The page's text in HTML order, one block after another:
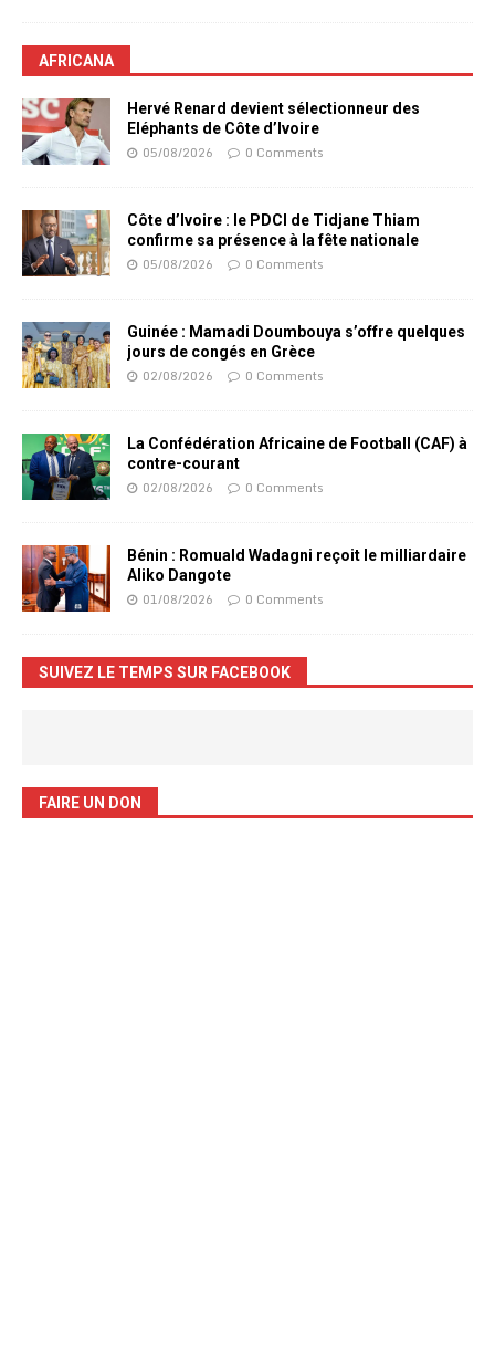
AFRICANA
Hervé Renard devient sélectionneur des
Eléphants de Côte d’Ivoire
05/08/2026 0 Comments
Côte d’Ivoire : le PDCI de Tidjane Thiam
confirme sa présence à la fête nationale
05/08/2026 0 Comments
Guinée : Mamadi Doumbouya s’offre quelques
jours de congés en Grèce
02/08/2026 0 Comments
La Confédération Africaine de Football (CAF) à
contre-courant
02/08/2026 0 Comments
Bénin : Romuald Wadagni reçoit le milliardaire
Aliko Dangote
01/08/2026 0 Comments
SUIVEZ LE TEMPS SUR FACEBOOK
FAIRE UN DON